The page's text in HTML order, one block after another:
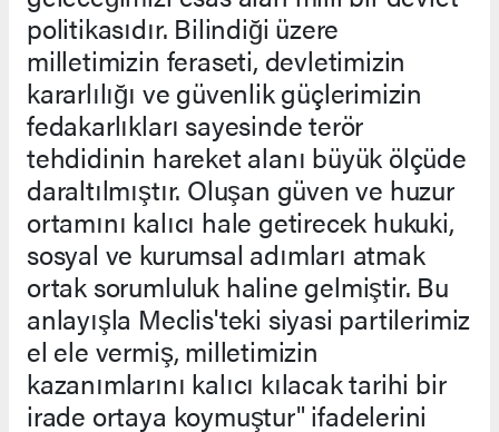
politikasıdır. Bilindiği üzere
milletimizin feraseti, devletimizin
kararlılığı ve güvenlik güçlerimizin
fedakarlıkları sayesinde terör
tehdidinin hareket alanı büyük ölçüde
daraltılmıştır. Oluşan güven ve huzur
ortamını kalıcı hale getirecek hukuki,
sosyal ve kurumsal adımları atmak
ortak sorumluluk haline gelmiştir. Bu
anlayışla Meclis'teki siyasi partilerimiz
el ele vermiş, milletimizin
kazanımlarını kalıcı kılacak tarihi bir
irade ortaya koymuştur" ifadelerini